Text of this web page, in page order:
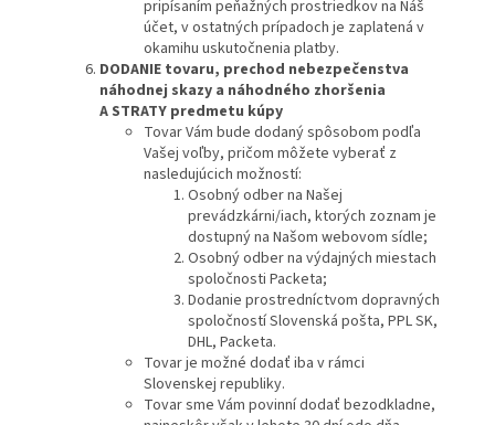
pripísaním peňažných prostriedkov na Náš
účet, v ostatných prípadoch je zaplatená v
okamihu uskutočnenia platby.
DODANIE tovaru, prechod nebezpečenstva
náhodnej skazy a náhodného zhoršenia
A STRATY predmetu kúpy
Tovar Vám bude dodaný spôsobom podľa
Vašej voľby, pričom môžete vyberať z
nasledujúcich možností:
Osobný odber na Našej
prevádzkárni/iach, ktorých zoznam je
dostupný na Našom webovom sídle;
Osobný odber na výdajných miestach
spoločnosti Packeta;
Dodanie prostredníctvom dopravných
spoločností Slovenská pošta, PPL SK,
DHL, Packeta.
Tovar je možné dodať iba v rámci
Slovenskej republiky.
Tovar sme Vám povinní dodať bezodkladne,